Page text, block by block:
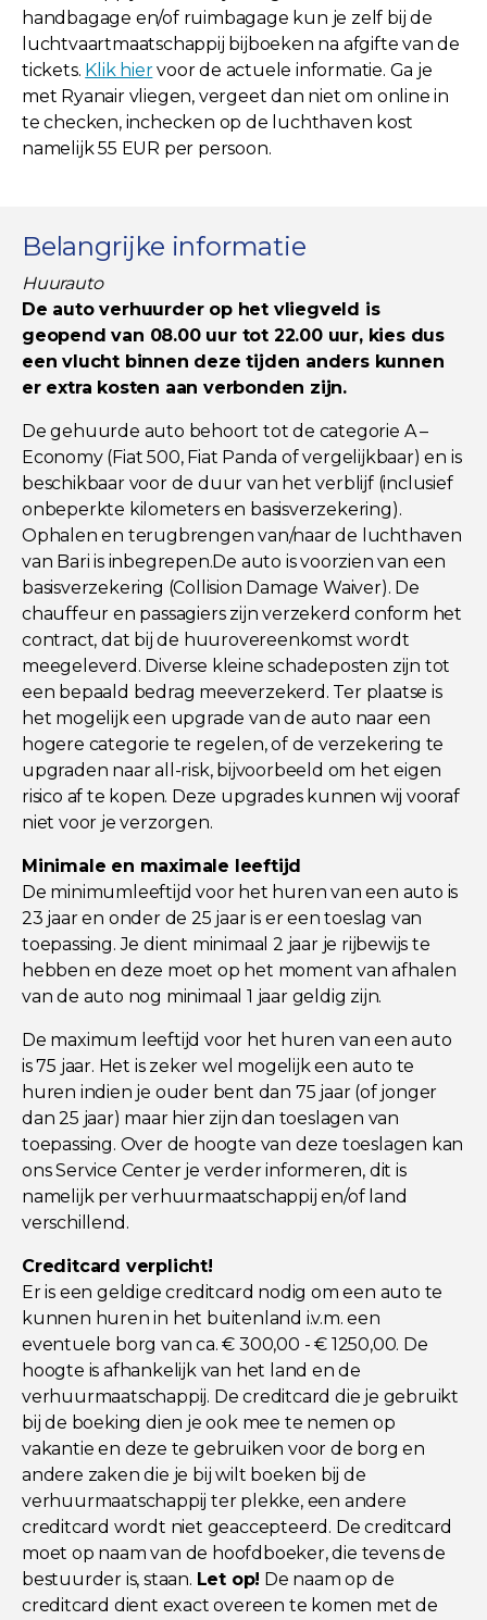
handbagage en/of ruimbagage kun je zelf bij de
luchtvaartmaatschappij bijboeken na afgifte van de
tickets. Klik hiervoor de actuele informatie. Ga je
met Ryanair vliegen, vergeet dan niet om online in
te checken, inchecken op de luchthaven kost
namelijk 55 EUR per persoon.
Belangrijke informatie
Huurauto
De auto verhuurder op het vliegveld is
geopend van 08.00 uur tot 22.00 uur, kies dus
een vlucht binnen deze tijden anders kunnen
er extra kosten aan verbonden zijn.
De gehuurde auto behoort tot de categorie A –
Economy (Fiat 500, Fiat Panda of vergelijkbaar) en is
beschikbaar voor de duur van het verblijf (inclusief
onbeperkte kilometers en basisverzekering).
Ophalen en terugbrengen van/naar de luchthaven
van Bari is inbegrepen.De auto is voorzien van een
basisverzekering (Collision Damage Waiver). De
chauffeur en passagiers zijn verzekerd conform het
contract, dat bij de huurovereenkomst wordt
meegeleverd. Diverse kleine schadeposten zijn tot
een bepaald bedrag meeverzekerd. Ter plaatse is
het mogelijk een upgrade van de auto naar een
hogere categorie te regelen, of de verzekering te
upgraden naar all-risk, bijvoorbeeld om het eigen
risico af te kopen. Deze upgrades kunnen wij vooraf
niet voor je verzorgen.
Minimale en maximale leeftijd
De minimumleeftijd voor het huren van een auto is
23 jaar en onder de 25 jaar is er een toeslag van
toepassing. Je dient minimaal 2 jaar je rijbewijs te
hebben en deze moet op het moment van afhalen
van de auto nog minimaal 1 jaar geldig zijn.
De maximum leeftijd voor het huren van een auto
is 75 jaar. Het is zeker wel mogelijk een auto te
huren indien je ouder bent dan 75 jaar (of jonger
dan 25 jaar) maar hier zijn dan toeslagen van
toepassing. Over de hoogte van deze toeslagen kan
ons Service Center je verder informeren, dit is
namelijk per verhuurmaatschappij en/of land
verschillend.
Creditcard verplicht!
Er is een geldige creditcard nodig om een auto te
kunnen huren in het buitenland i.v.m. een
eventuele borg van ca. € 300,00 - € 1250,00. De
hoogte is afhankelijk van het land en de
verhuurmaatschappij. De creditcard die je gebruikt
bij de boeking dien je ook mee te nemen op
vakantie en deze te gebruiken voor de borg en
andere zaken die je bij wilt boeken bij de
verhuurmaatschappij ter plekke, een andere
creditcard wordt niet geaccepteerd. De creditcard
moet op naam van de hoofdboeker, die tevens de
bestuurder is, staan. Let op! De naam op de
creditcard dient exact overeen te komen met de